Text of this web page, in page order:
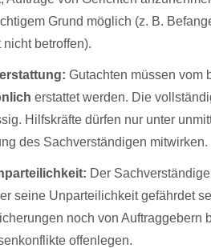
Grund möglich (z. B.
betroffen).
Gutachten müssen vom
erstattet werden. Die
Hilfskräfte dürfen nur unter
des Sachverständigen mitwirken.
Der
seine Unparteilichkeit gefährdet
noch von Auftraggebern
offenlegen.